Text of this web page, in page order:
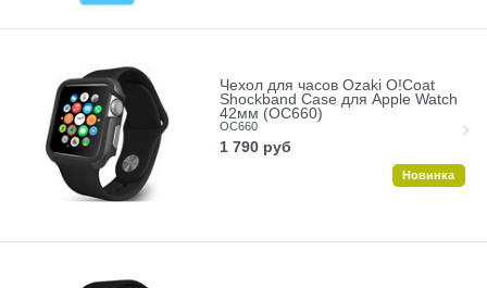
Чехол для часов Ozaki O!Coat
Shockband Case для Apple Watch
42мм (OC660)
OC660
1 790 руб
Новинка